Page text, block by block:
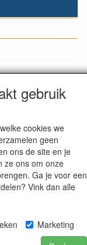
prijzen
gebruik
cookies we
geen
ons de site en je
ze ons om onze
Ga je voor een
Vink dan alle
Marketing